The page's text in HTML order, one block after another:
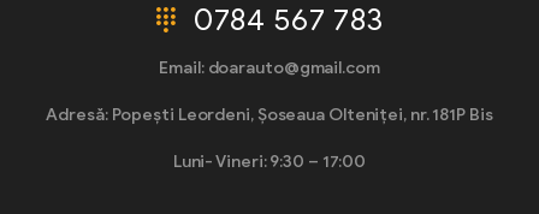
0784 567 783
Email: doarauto@gmail.com
Adresă: Popești Leordeni, Șoseaua Olteniței, nr. 181P Bis
Luni- Vineri: 9:30 – 17:00